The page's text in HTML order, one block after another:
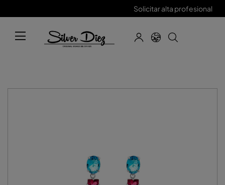
Solicitar alta profesional